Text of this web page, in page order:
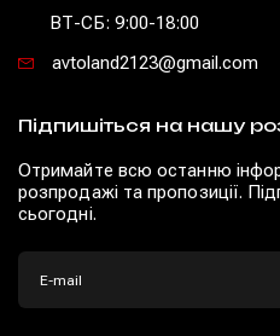
ВТ-СБ: 9:00-18:00
avtoland2123@gmail.com
Підпишіться на нашу
Отримайте всю останню
розпродажі та пропозиції.
сьогодні.